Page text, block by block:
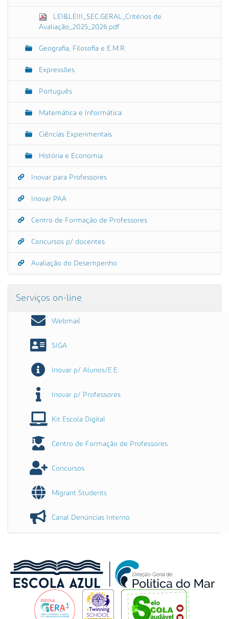
LEI&LEIII_SEC.GERAL_Critérios de
Avaliação_2025_2026.pdf
Geografia, Filosofia e E.M.R.
Expressões
Português
Matemática e Informática
Ciências Experimentais
História e Economia
Inovar para Professores
Inovar PAA
Centro de Formação de Professores
Concursos p/ docentes
Avaliação do Desempenho
Serviços on-line
Webmail
SIGA
Inovar p/ Alunos/E.E.
Inovar p/ Professores
Kit Escola Digital
Centro de Formação de Professores
Concursos
Migrant Students
Canal Denúncias Interno